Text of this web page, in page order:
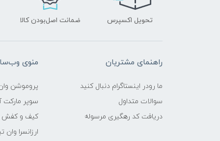
تحویل اکسپرس ضمانت اصل‌بودن کالا
راهنمای مشتریان
ما رودر اینستاگرام دنبال کنید
سوالات متداول
دریافت کد رهگیری مرسوله
منوی
پروموشن
سوپر مارکت
کیف و کفش
ارزانسرا وان